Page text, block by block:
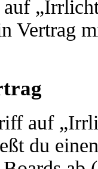
Vertrag
auf
du